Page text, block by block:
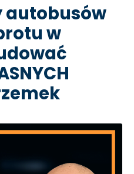
autobusów
w